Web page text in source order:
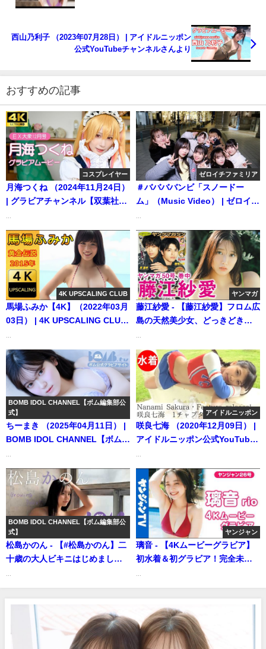
西山乃利子 （2023年07月28日） | アイドルニッポン
公式YouTubeチャンネルさんより
おすすめの記事
コスプレイヤー
月海つくね （2024年11月24日）
| グラビアチャンネル【双葉社公
ゼロイチファミリア
＃ババババンビ「スノードー
ム」（Music Video） | ゼロイチ
4K UPSCALING CLUB
馬場ふみか【4K】（2022年03月
03日） | 4K UPSCALING CLUB
ヤンマガ
藤江紗愛 - 【藤江紗愛】フロム広
島の天然美少女、どっきどきの
BOMB IDOL CHANNEL【ボム編集部公
式】
ちーまき （2025年04月11日） |
BOMB IDOL CHANNEL【ボム編
アイドルニッポン
咲良七海 （2020年12月09日） |
アイドルニッポン公式YouTube
BOMB IDOL CHANNEL【ボム編集部公
式】
松島かのん - 【#松島かのん】二
十歳の大人ビキニはじめまし
Special 2026』好評発売中！―
撮影メイキング動画 Kanon
Matsushima (May 30, 2026) |
BOMB IDOL CHANNEL【ボム編
集部公式】さんより
ヤンジャン
璃音 - 【4Kムービーグラビア】
初水着＆初グラビア！完全未発
場！“ハッ”とするほど美しい顔
面と屈託なく笑う姿にキュンと
する水着撮影に最高画質で没入
密着！【メイキング】 (May 28,
2026) | ヤンジャンTV【集英社ヤ